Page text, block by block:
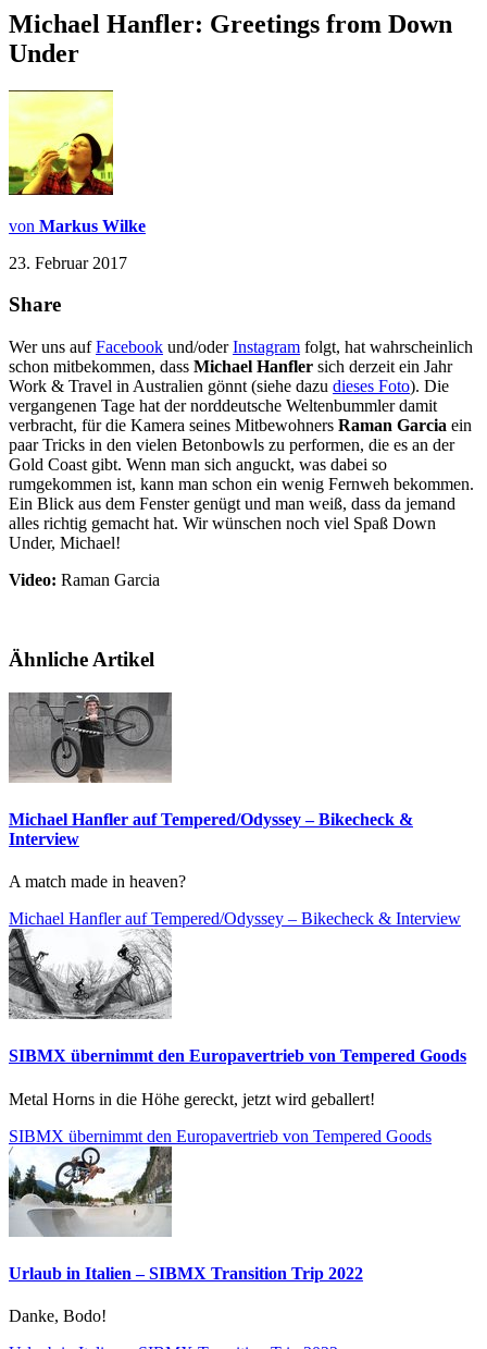
Michael Hanfler: Greetings from Down
Under
von Markus Wilke
23. Februar 2017
Share
Wer uns aufFacebook und/oderInstagram folgt, hat wahrscheinlich
schon mitbekommen, dass Michael Hanfler sich derzeit ein Jahr
Work & Travel in Australien gönnt (siehe dazu dieses Foto). Die
vergangenen Tage hat der norddeutsche Weltenbummler damit
verbracht, für die Kamera seines Mitbewohners Raman Garcia ein
paar Tricks in den vielen Betonbowls zu performen, die es an der
Gold Coast gibt. Wenn man sich anguckt, was dabei so
rumgekommen ist, kann man schon ein wenig Fernweh bekommen.
Ein Blick aus dem Fenster genügt und man weiß, dass da jemand
alles richtig gemacht hat. Wir wünschen noch viel Spaß Down
Under, Michael!
Video: Raman Garcia
Ähnliche Artikel
Michael Hanfler auf Tempered/Odyssey – Bikecheck &
Interview
A match made in heaven?
Michael Hanfler auf Tempered/Odyssey – Bikecheck & Interview
SIBMX übernimmt den Europavertrieb von Tempered Goods
Metal Horns in die Höhe gereckt, jetzt wird geballert!
SIBMX übernimmt den Europavertrieb von Tempered Goods
Urlaub in Italien – SIBMX Transition Trip 2022
Danke, Bodo!